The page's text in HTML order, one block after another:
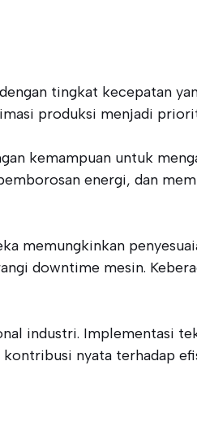
tingkat kecepatan
produksi menjadi
kemampuan untuk
energi, dan
memungkinkan
downtime mesin.
industri. Implementasi
nyata terhadap